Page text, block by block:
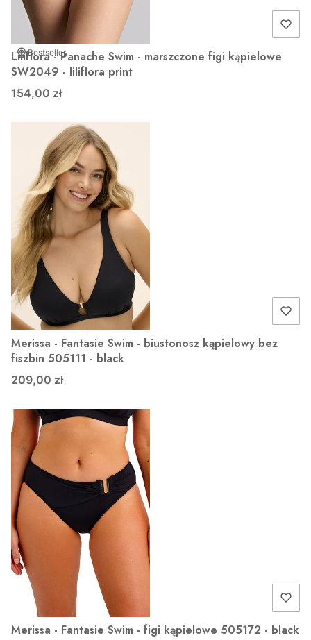
Bestseller
Liliflora - Panache Swim - marszczone figi kąpielowe
SW2049 - liliflora print
154,00 zł
Merissa - Fantasie Swim - biustonosz kąpielowy bez
fiszbin 505111 - black
209,00 zł
Merissa - Fantasie Swim - figi kąpielowe 505172 - black